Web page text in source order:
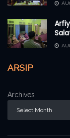
ARSIP
Archives